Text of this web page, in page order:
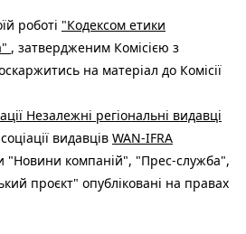
роботі "Кодексом етики
, затвердженим Комісією з
на матеріал до Комісії
Незалежні регіональні видавці
видавців WAN-IFRA
"Новини компаній", "Прес-служба",
проєкт" опубліковані на правах